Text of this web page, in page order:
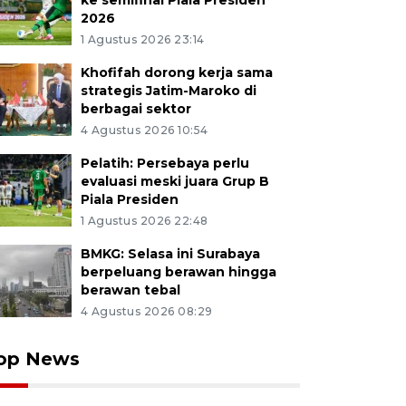
2026
1 Agustus 2026 23:14
Khofifah dorong kerja sama
strategis Jatim-Maroko di
berbagai sektor
4 Agustus 2026 10:54
Pelatih: Persebaya perlu
evaluasi meski juara Grup B
Piala Presiden
1 Agustus 2026 22:48
BMKG: Selasa ini Surabaya
berpeluang berawan hingga
berawan tebal
4 Agustus 2026 08:29
News